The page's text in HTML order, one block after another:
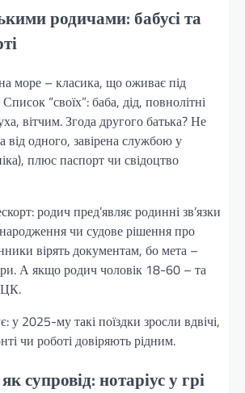
родичами: бабусі та
море – класика, що оживає під
“своїх”: баба, дід, повнолітні
вітчим. Згода другого батька? Не
від одного, завірена службою у
плюс паспорт чи свідоцтво
родич пред’являє родинні зв’язки
чи судове рішення про
вірять документам, бо мета –
А якщо родич чоловік 18-60 – та
у 2025-му такі поїздки зросли вдвічі,
чи роботі довіряють рідним.
супровід: нотаріус у грі